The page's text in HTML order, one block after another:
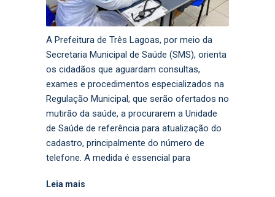
A Prefeitura de Três Lagoas, por meio da
Secretaria Municipal de Saúde (SMS), orienta
os cidadãos que aguardam consultas,
exames e procedimentos especializados na
Regulação Municipal, que serão ofertados no
mutirão da saúde, a procurarem a Unidade
de Saúde de referência para atualização do
cadastro, principalmente do número de
telefone. A medida é essencial para
Leia mais